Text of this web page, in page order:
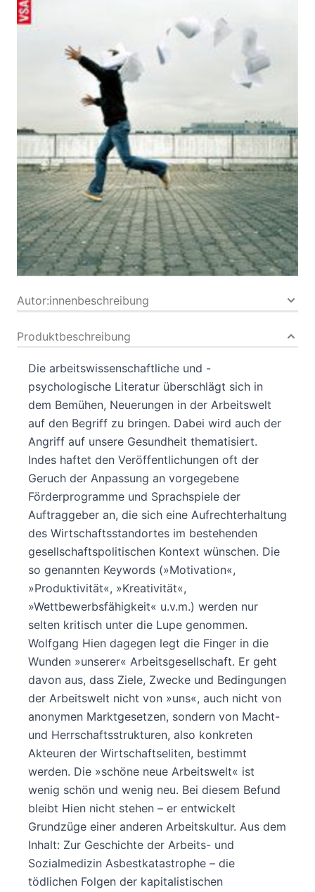
Ethische und sozialkulturelle Perspektiven
Wolfgang Hien
Buch 192 Seiten
Paperback
ISBN: 978-3-
89965703-6
Bibliografische Daten
Autor:innenbeschreibung
Produktbeschreibung
Die arbeitswissenschaftliche und -
psychologische Literatur überschlägt sich in
dem Bemühen, Neuerungen in der Arbeitswelt
auf den Begriff zu bringen. Dabei wird auch der
Angriff auf unsere Gesundheit thematisiert.
Indes haftet den Veröffentlichungen oft der
Geruch der Anpassung an vorgegebene
Förderprogramme und Sprachspiele der
Auftraggeber an, die sich eine Aufrechterhaltung
des Wirtschaftsstandortes im bestehenden
gesellschaftspolitischen Kontext wünschen. Die
so genannten Keywords (»Motivation«,
»Produktivität«, »Kreativität«,
»Wettbewerbsfähigkeit« u.v.m.) werden nur
selten kritisch unter die Lupe genommen.
Wolfgang Hien dagegen legt die Finger in die
Wunden »unserer« Arbeitsgesellschaft. Er geht
davon aus, dass Ziele, Zwecke und Bedingungen
der Arbeitswelt nicht von »uns«, auch nicht von
anonymen Marktgesetzen, sondern von Macht-
und Herrschaftsstrukturen, also konkreten
Akteuren der Wirtschaftseliten, bestimmt
werden. Die »schöne neue Arbeitswelt« ist
wenig schön und wenig neu. Bei diesem Befund
bleibt Hien nicht stehen – er entwickelt
Grundzüge einer anderen Arbeitskultur. Aus dem
Inhalt: Zur Geschichte der Arbeits- und
Sozialmedizin Asbestkatastrophe – die
tödlichen Folgen der kapitalistischen